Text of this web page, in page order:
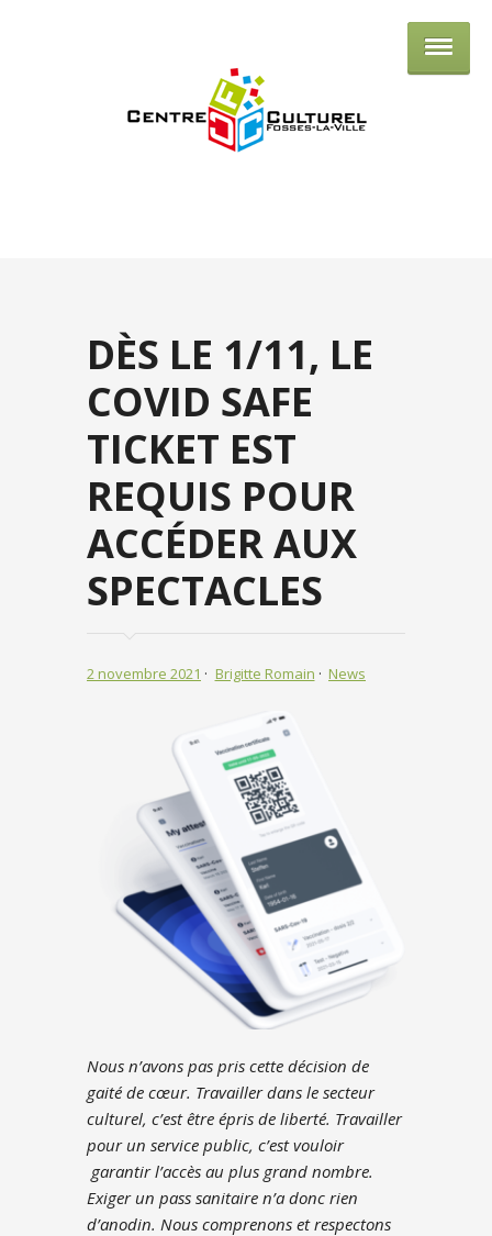
Centre culturel de Fosses-la-Ville
DÈS LE 1/11, LE
COVID SAFE
TICKET EST
REQUIS POUR
ACCÉDER AUX
SPECTACLES
2 novembre 2021 Brigitte Romain News
Nous n’avons pas pris cette décision de
gaité de cœur. Travailler dans le secteur
culturel, c’est être épris de liberté. Travailler
pour un service public, c’est vouloir
garantir l’accès au plus grand nombre.
Exiger un pass sanitaire n’a donc rien
d’anodin. Nous comprenons et respectons